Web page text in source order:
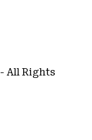
- All Rights